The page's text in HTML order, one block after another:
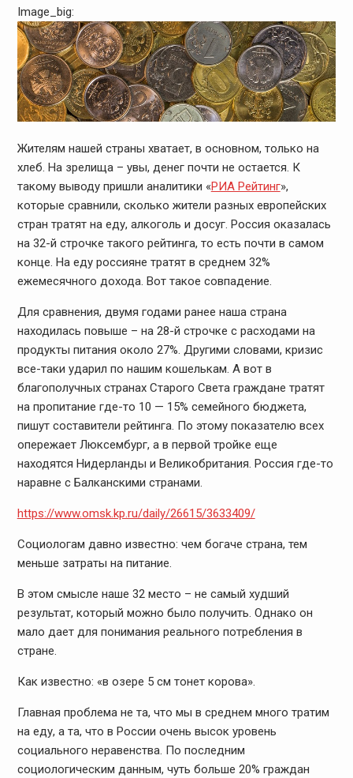
Image_big:
Жителям нашей страны хватает, в основном, только на
хлеб. На зрелища – увы, денег почти не остается. К
такому выводу пришли аналитики «РИА Рейтинг»,
которые сравнили, сколько жители разных европейских
стран тратят на еду, алкоголь и досуг. Россия оказалась
на 32-й строчке такого рейтинга, то есть почти в самом
конце. На еду россияне тратят в среднем 32%
ежемесячного дохода. Вот такое совпадение.
Для сравнения, двумя годами ранее наша страна
находилась повыше – на 28-й строчке с расходами на
продукты питания около 27%. Другими словами, кризис
все-таки ударил по нашим кошелькам. А вот в
благополучных странах Старого Света граждане тратят
на пропитание где-то 10 — 15% семейного бюджета,
пишут составители рейтинга. По этому показателю всех
опережает Люксембург, а в первой тройке еще
находятся Нидерланды и Великобритания. Россия где-то
наравне с Балканскими странами.
https://www.omsk.kp.ru/daily/26615/3633409/
Социологам давно известно: чем богаче страна, тем
меньше затраты на питание.
В этом смысле наше 32 место – не самый худший
результат, который можно было получить. Однако он
мало дает для понимания реального потребления в
стране.
Как известно: «в озере 5 см тонет корова».
Главная проблема не та, что мы в среднем много тратим
на еду, а та, что в России очень высок уровень
социального неравенства. По последним
социологическим данным, чуть больше 20% граждан